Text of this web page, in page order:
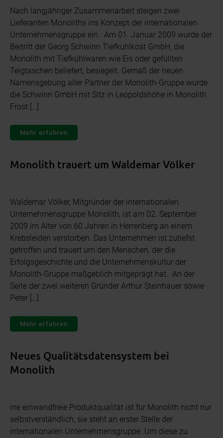
Nach langjähriger Zusammenarbeit steigen zwei
Lieferanten Monoliths ins Konzept der internationalen
Unternehmensgruppe ein. Am 01. Januar 2009 wurde der
Beitritt der Georg Schwinn Tiefkühlkost GmbH, die
Monolith mit Tiefkühlwaren wie Eis oder gefüllten
Teigtaschen beliefert, besiegelt. Gemäß der neuen
Namensgebung aller Partner der Monolith-Gruppe wurde
die Schwinn GmbH mit Sitz in Leopoldshöhe in Monolith
Frost […]
Mehr erfahren
Monolith trauert um Waldemar Völker
Waldemar Völker, Mitgründer der internationalen
Unternehmensgruppe Monolith, ist am 02. September
2009 im Alter von 60 Jahren in Herrenberg an einem
Krebsleiden verstorben. Das Unternehmen ist zutiefst
getroffen und trauert um den Menschen, der die
Erfolgsgeschichte und die Unternehmenskultur der
Monolith-Gruppe maßgeblich mitgeprägt hat. An der
Seite der zwei weiteren Gründer Arthur Steinhauer sowie
Peter […]
Mehr erfahren
Neues Qualitätsdatensystem bei
Monolith
ine einwandfreie Produktqualität ist für Monolith nicht nur
selbstverständlich, sie steht an erster Stelle der
internationalen Unternehmensgruppe. Um diese zu